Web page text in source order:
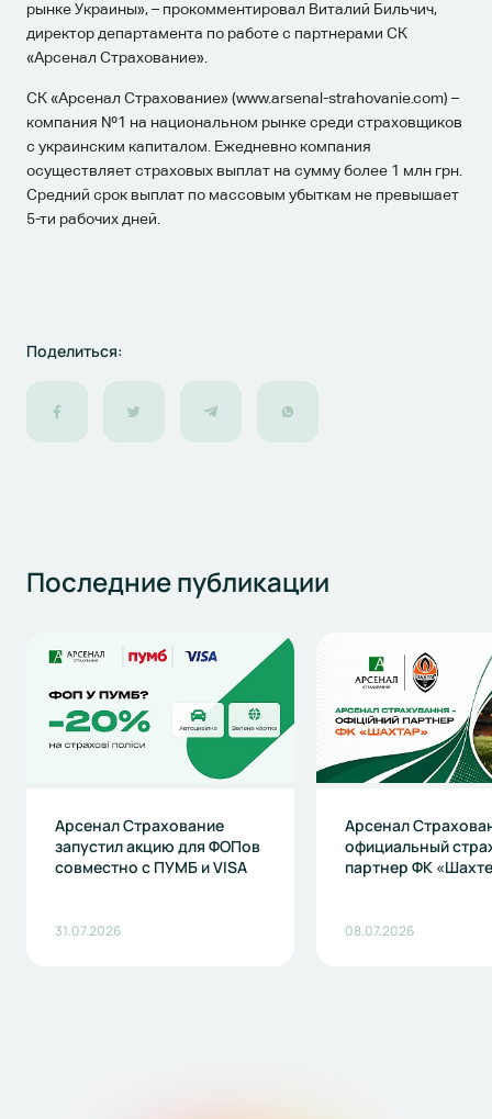
рынке Украины», – прокомментировал Виталий Бильчич,
директор департамента по работе с партнерами СК
«Арсенал Страхование».
CК «Арсенал Страхование» (www.arsenal-strahovanie.com) –
компания №1 на национальном рынке среди страховщиков
с украинским капиталом. Ежедневно компания
осуществляет страховых выплат на сумму более 1 млн грн.
Средний срок выплат по массовым убыткам не превышает
5-ти рабочих дней.
Поделиться:
Последниепубликации
Арсенал Страхование
запустил акцию для ФОПов
совместно с ПУМБ и VISA
31.07.2026
Арсенал
официальный
партнер ФК
08.07.2026